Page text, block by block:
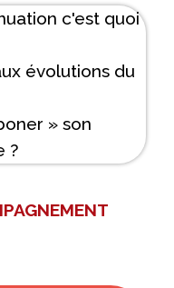
c'est quoi
évolutions du
» son
?